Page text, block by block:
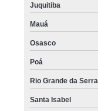
Juquitiba
Mauá
Osasco
Poá
Rio Grande da Serra
Santa Isabel